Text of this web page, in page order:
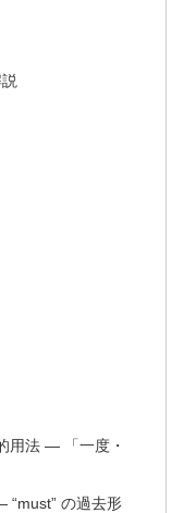
用法 — 「一度・
“must” の過去形